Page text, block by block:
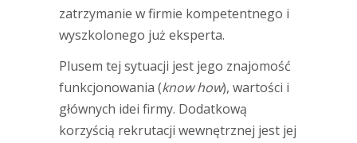
zatrzymanie w firmie kompetentnego i
wyszkolonego już eksperta.
Plusem tej sytuacji jest jego znajomość
funkcjonowania (know how), wartości i
głównych idei firmy. Dodatkową
korzyścią rekrutacji wewnętrznej jest jej